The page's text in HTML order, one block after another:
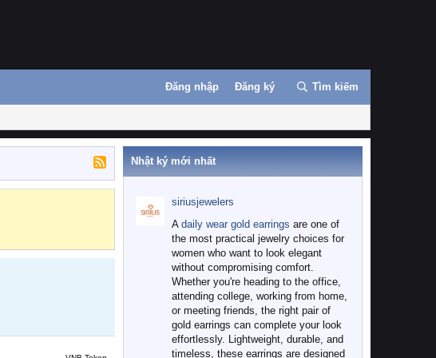
Đăng nhập Đăng ký Tìm kiếm
Nhật ký mới nhất
siriusjewelers
A daily wear gold earrings are one of
the most practical jewelry choices for
women who want to look elegant
without compromising comfort.
Whether you're heading to the office,
attending college, working from home,
or meeting friends, the right pair of
gold earrings can complete your look
effortlessly. Lightweight, durable, and
timeless, these earrings are designed